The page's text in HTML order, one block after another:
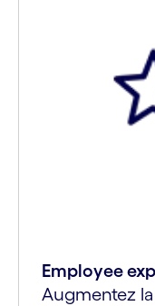
Employee
Augmentez